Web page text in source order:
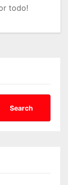
todo!
Search